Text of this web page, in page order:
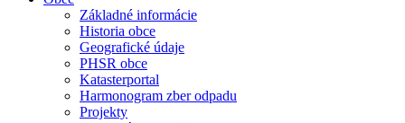
Základné informácie
Historia obce
Geografické údaje
PHSR obce
Katasterportal
Harmonogram zber odpadu
Projekty